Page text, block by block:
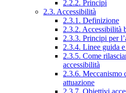
2.2.2. Principi
2.3. Accessibilità
2.3.1. Definizione
2.3.2. Accessibilità
2.3.3. Principi per
2.3.4. Linee guida
2.3.5. Come
accessibilità
2.3.6. Meccanismo
attuazione
2.3.7. Obiettivi